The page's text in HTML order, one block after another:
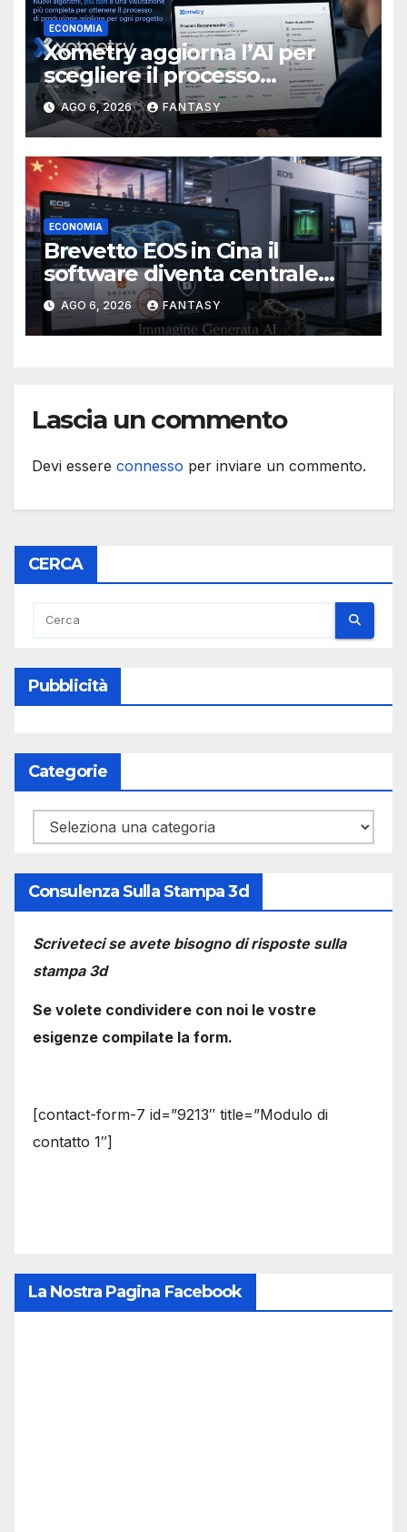
ECONOMIA
Xometry aggiorna l’AI per
scegliere il processo
produttivo più adatto
AGO 6, 2026 FANTASY
ECONOMIA
Brevetto EOS in Cina il
software diventa centrale
nella stampa 3D industriale
AGO 6, 2026 FANTASY
Lascia un commento
Devi essere connesso per inviare un commento.
CERCA
Pubblicità
Categorie
Categorie
Consulenza Sulla Stampa 3d
Scriveteci se avete bisogno di risposte sulla
stampa 3d
Se volete condividere con noi le vostre
esigenze compilate la form.
[contact-form-7 id=”9213″ title=”Modulo di
contatto 1″]
La Nostra Pagina Facebook